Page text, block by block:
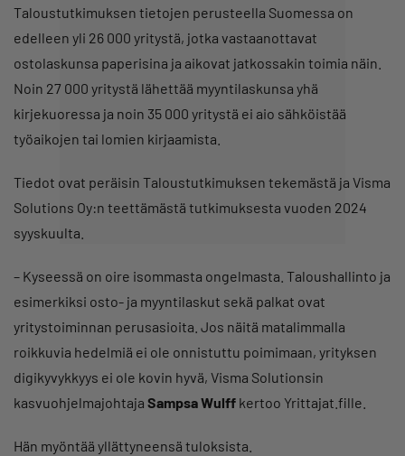
Taloustutkimuksen tietojen perusteella Suomessa on
edelleen yli 26 000 yritystä, jotka vastaanottavat
ostolaskunsa paperisina ja aikovat jatkossakin toimia näin.
Noin 27 000 yritystä lähettää myyntilaskunsa yhä
kirjekuoressa ja noin 35 000 yritystä ei aio sähköistää
työaikojen tai lomien kirjaamista.
Tiedot ovat peräisin Taloustutkimuksen tekemästä ja Visma
Solutions Oy:n teettämästä tutkimuksesta vuoden 2024
syyskuulta.
– Kyseessä on oire isommasta ongelmasta. Taloushallinto ja
esimerkiksi osto- ja myyntilaskut sekä palkat ovat
yritystoiminnan perusasioita. Jos näitä matalimmalla
roikkuvia hedelmiä ei ole onnistuttu poimimaan, yrityksen
digikyvykkyys ei ole kovin hyvä, Visma Solutionsin
kasvuohjelmajohtaja Sampsa Wulff kertoo Yrittajat.fille.
Hän myöntää yllättyneensä tuloksista.